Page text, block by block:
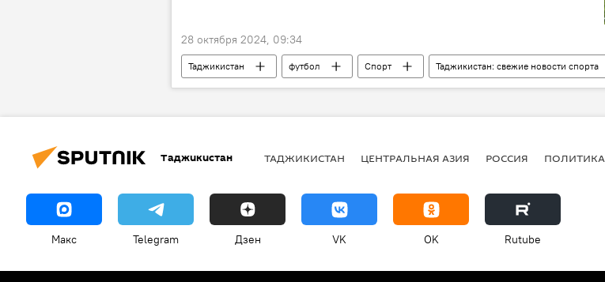
28 октября 2024, 09:34
Таджикистан футбол Спорт
Таджикистан: свежие новости спорта
Кубок Азии
Таджикистан ТАДЖИКИСТАН ЦЕНТРАЛЬНАЯ АЗИЯ РОССИЯ ПОЛИТИКА
Макс Telegram Дзен VK OK Rutube